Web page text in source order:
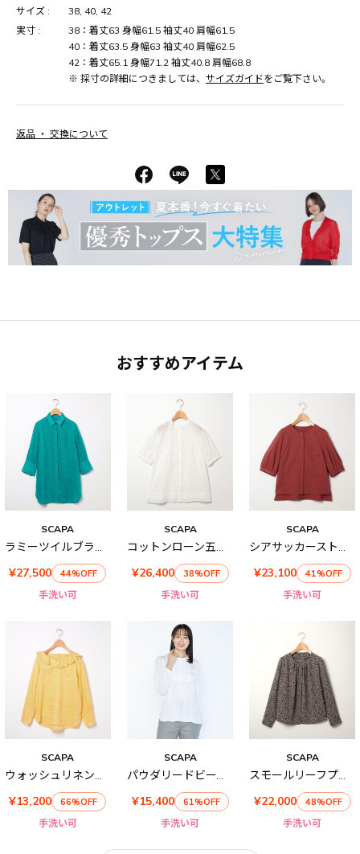
サイズ :
38, 40, 42
実寸 :
38：着丈63 身幅61.5 袖丈40 肩幅61.5
40：着丈63.5 身幅63 袖丈40 肩幅62.5
42：着丈65.1 身幅71.2 袖丈40.8 肩幅68.8
※ 採寸の詳細につきましては、 サイズガイドをご覧下さい。
返品 ・ 交換について
おすすめアイテム
SCAPA
ラミーツイルブラウス
¥27,500
44%OFF
手洗い可
SCAPA
コットンローン五分袖ブラウス
¥26,400
38%OFF
手洗い可
SCAPA
シアサッカーストライプカットソー
¥23,100
41%OFF
手洗い可
SCAPA
ウォッシュリネンブラウス
¥13,200
66%OFF
手洗い可
SCAPA
パウダリードビーブラウス
¥15,400
61%OFF
手洗い可
SCAPA
スモールリーフプリントブラウス
¥22,000
48%OFF
手洗い可